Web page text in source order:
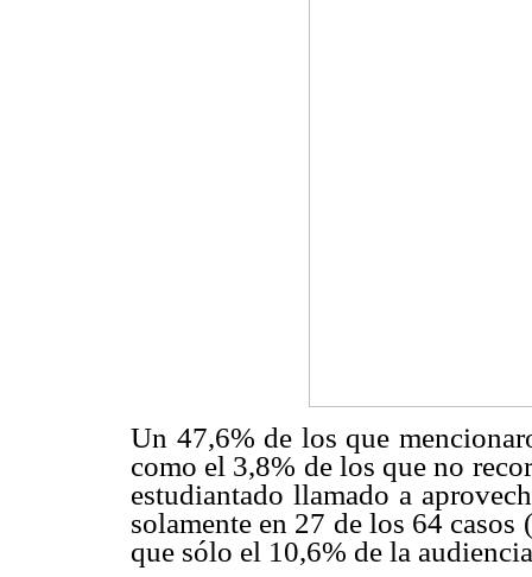
Un 47,6% de los que
como el 3,8% de los que no
estudiantado llamado a
solamente en 27 de los 64
que sólo el 10,6% de la